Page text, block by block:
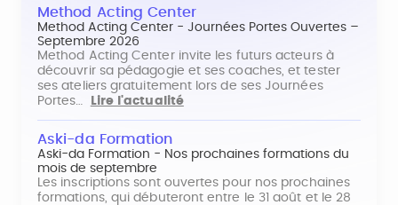
Method Acting Center
Method Acting Center - Journées Portes Ouvertes –
Septembre 2026
Method Acting Center invite les futurs acteurs à
découvrir sa pédagogie et ses coaches, et tester
ses ateliers gratuitement lors de ses Journées
Portes…
Lire l'actualité
Aski-da Formation
Aski-da Formation - Nos prochaines formations du
mois de septembre
Les inscriptions sont ouvertes pour nos prochaines
formations, qui débuteront entre le 31 août et le 28